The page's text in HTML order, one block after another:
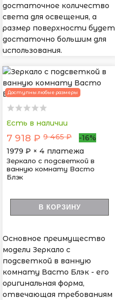
достаточное количество
света для освещения, а
размер поверхности будет
достаточно большим для
использования.
Доступны любые размеры
Есть в наличии
7 918 ₽ 9 465 ₽
-16%
1979 ₽ × 4 платежа
Зеркало с подсветкой в
ванную комнату Васто
Блэк
В КОРЗИНУ
Основное преимущество
модели Зеркало с
подсветкой в ванную
комнату Васто Блэк - его
оригинальная форма,
отвечающая требованиям